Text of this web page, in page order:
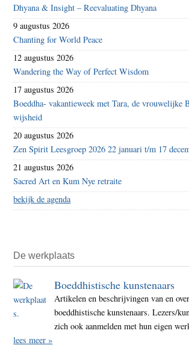
Dhyana & Insight – Reevaluating Dhyana
9 augustus 2026
Chanting for World Peace
12 augustus 2026
Wandering the Way of Perfect Wisdom
17 augustus 2026
Boeddha- vakantieweek met Tara, de vrouwelijke
wijsheid
20 augustus 2026
Zen Spirit Leesgroep 2026 22 januari t/m 17
21 augustus 2026
Sacred Art en Kum Nye retraite
bekijk de agenda
De werkplaats
Boeddhistische kunstenaars
Artikelen en beschrijvingen van en
boeddhistische kunstenaars. Lezers/
zich ook aanmelden met hun eigen
lees meer »